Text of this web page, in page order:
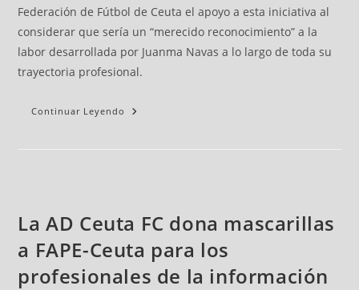
Federación de Fútbol de Ceuta el apoyo a esta iniciativa al
considerar que sería un “merecido reconocimiento” a la
labor desarrollada por Juanma Navas a lo largo de toda su
trayectoria profesional.
Continuar Leyendo
La AD Ceuta FC dona mascarillas
a FAPE-Ceuta para los
profesionales de la información